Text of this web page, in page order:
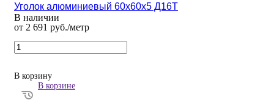
Уголок алюминиевый 60х60х5 Д16Т
В наличии
от 2 691 руб./метр
В корзину
В корзине